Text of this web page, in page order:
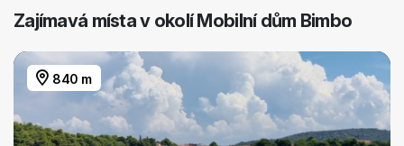
Zajímavá místa v okolí Mobilní dům Bimbo
840 m